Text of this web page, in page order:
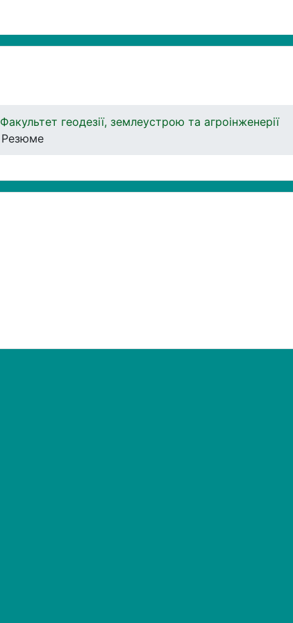
Факультет геодезії, землеустрою та агроінженерії
Резюме